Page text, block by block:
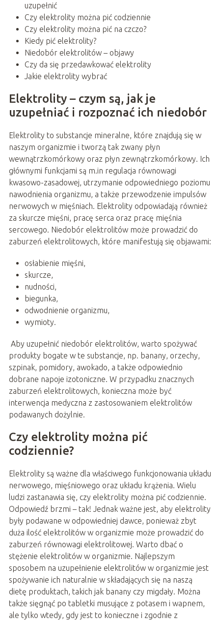
uzupełnić
Czy elektrolity można pić codziennie
Czy elektrolity można pić na czczo?
Kiedy pić elektrolity?
Niedobór elektrolitów – objawy
Czy da się przedawkować elektrolity
Jakie elektrolity wybrać
Elektrolity – czym są, jak je
uzupełniać i rozpoznać ich niedobór
Elektrolity to substancje mineralne, które znajdują się w
naszym organizmie i tworzą tak zwany płyn
wewnątrzkomórkowy oraz płyn zewnątrzkomórkowy. Ich
głównymi funkcjami są m.in regulacja równowagi
kwasowo-zasadowej, utrzymanie odpowiedniego poziomu
nawodnienia organizmu, a także przewodzenie impulsów
nerwowych w mięśniach. Elektrolity odpowiadają również
za skurcze mięśni, pracę serca oraz pracę mięśnia
sercowego. Niedobór elektrolitów może prowadzić do
zaburzeń elektrolitowych, które manifestują się objawami:
osłabienie mięśni,
skurcze,
nudności,
biegunka,
odwodnienie organizmu,
wymioty.
Aby uzupełnić niedobór elektrolitów, warto spożywać
produkty bogate w te substancje, np. banany, orzechy,
szpinak, pomidory, awokado, a także odpowiednio
dobrane napoje izotoniczne. W przypadku znacznych
zaburzeń elektrolitowych, konieczna może być
interwencja medyczna z zastosowaniem elektrolitów
podawanych dożylnie.
Czy elektrolity można pić
codziennie?
Elektrolity są ważne dla właściwego funkcjonowania układu
nerwowego, mięśniowego oraz układu krążenia. Wielu
ludzi zastanawia się, czy elektrolity można pić codziennie.
Odpowiedź brzmi – tak! Jednak ważne jest, aby elektrolity
były podawane w odpowiedniej dawce, ponieważ zbyt
duża ilość elektrolitów w organizmie może prowadzić do
zaburzeń równowagi elektrolitowej. Warto dbać o
stężenie elektrolitów w organizmie. Najlepszym
sposobem na uzupełnienie elektrolitów w organizmie jest
spożywanie ich naturalnie w składających się na naszą
dietę produktach, takich jak banany czy migdały. Można
także sięgnąć po tabletki musujące z potasem i wapnem,
ale tylko wtedy, gdy jest to konieczne i zgodnie z